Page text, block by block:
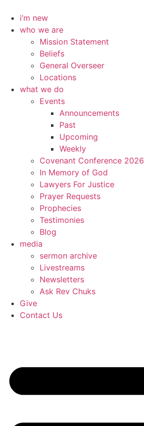
content
i’m new
who we are
Mission Statement
Beliefs
General Overseer
Locations
what we do
Events
Announcements
Past
Upcoming
Weekly
Covenant Conference 2026
In Memory of God
Lawyers For Justice
Prayer Requests
Prophecies
Testimonies
Blog
media
sermon archive
Livestreams
Newsletters
Ask Rev Chuks
Give
Contact Us